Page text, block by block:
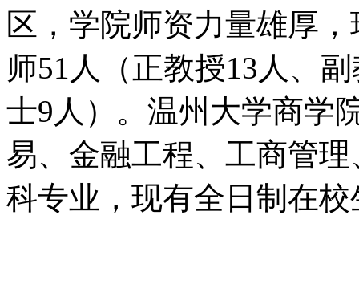
区，学院师资力量雄厚
师51 人（正教授13 人、
士9 人）。 温州大学商学
易、金融工程、工商管
科专业，现有全日制在校